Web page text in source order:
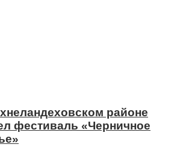
районе
фестиваль «Черничное